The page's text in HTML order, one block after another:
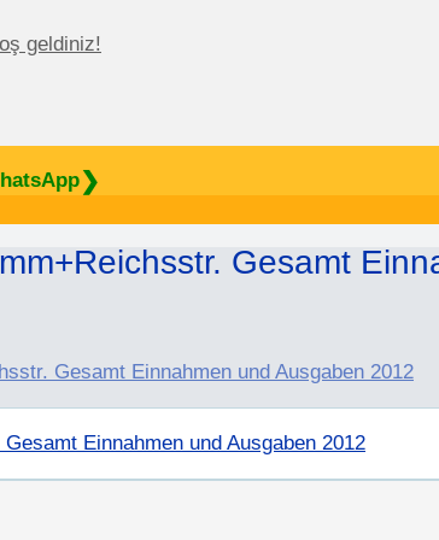
geldiniz!
❯
Gesamt
Gesamt Einnahmen und Ausgaben 2012
Einnahmen und Ausgaben 2012